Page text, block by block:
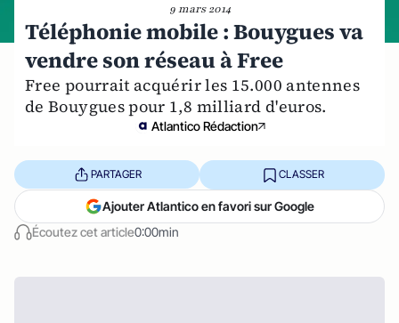
9 mars 2014
Téléphonie mobile : Bouygues va
vendre son réseau à Free
Free pourrait acquérir les 15.000 antennes
de Bouygues pour 1,8 milliard d'euros.
Atlantico Rédaction
Écoutez cet article0:00min
PARTAGER CLASSER
Ajouter Atlantico en favori sur Google